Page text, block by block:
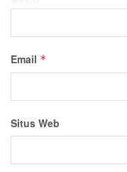
Email *
Situs Web